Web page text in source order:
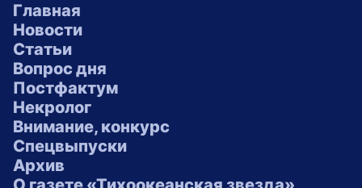
Главная
Новости
Статьи
Вопрос дня
Постфактум
Некролог
Внимание, конкурс
Спецвыпуски
Архив